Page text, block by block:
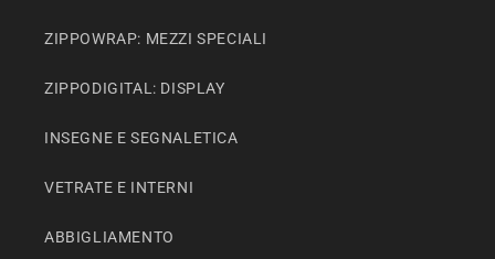
ZIPPOWRAP: MEZZI SPECIALI
ZIPPODIGITAL: DISPLAY
INSEGNE E SEGNALETICA
VETRATE E INTERNI
ABBIGLIAMENTO